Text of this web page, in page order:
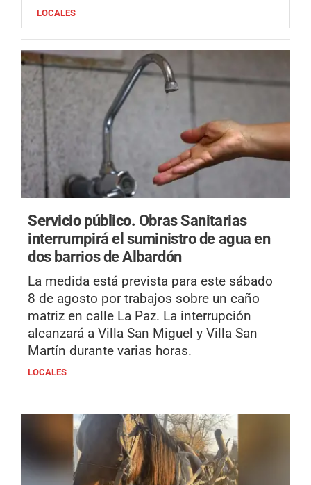
LOCALES
Servicio público. Obras Sanitarias
interrumpirá el suministro de agua en
dos barrios de Albardón
La medida está prevista para este sábado
8 de agosto por trabajos sobre un caño
matriz en calle La Paz. La interrupción
alcanzará a Villa San Miguel y Villa San
Martín durante varias horas.
LOCALES